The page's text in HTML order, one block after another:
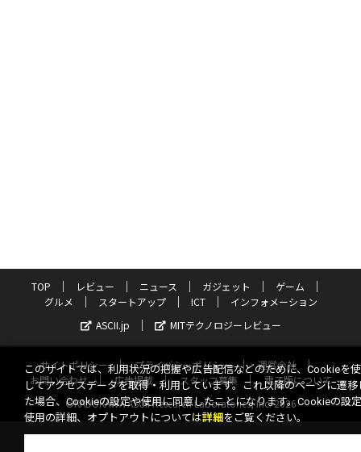
TOP レビュー ニュース ガジェット
ゲーム
グルメ
スタートアップ ICT
インフォメーション
ASCII.jp
MITテクノロジーレビュー
サイトポリシー プライバシーポリシー
運営会社
お問い合わせ
広告掲載 スタッフ募集
電子版について
©KADOKAWA ASCII Research Laboratories, Inc. 2026
このサイトでは、利用状況の把握や広告配信などのために、Cookieを
してアクセスデータを取得・利用しています。これ以降のページに遷移
た場合、Cookieの設定や使用に同意したことになります。Cookieの設
使用の詳細、オプトアウトについては詳細 をご覧ください。